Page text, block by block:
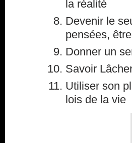
la réalité
Devenir le
pensées,
Donner un
Savoir
Utiliser son
lois de la vie